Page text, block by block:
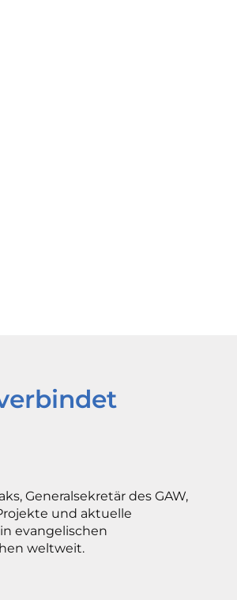
Generalsekretär des GAW,
und aktuelle
evangelischen
weltweit.